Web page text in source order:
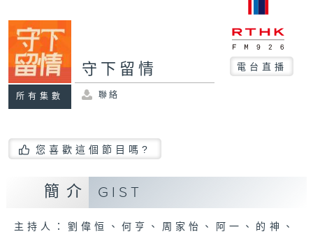
所有集數
守下留情 電台直播
聯絡
您喜歡這個節目嗎?
簡介 GIST
主持人：劉偉恒、何亨、周家怡、阿一、的神、